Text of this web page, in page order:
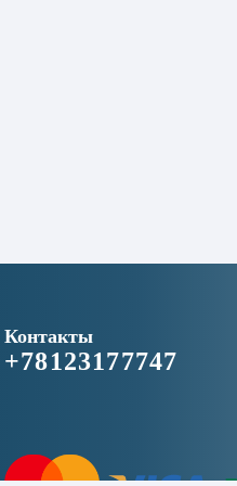
Контакты
+78123177747